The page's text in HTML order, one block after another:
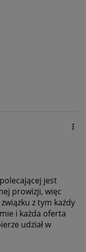
jest
prowizji, więc
z tym każdy
i każda oferta
udział w